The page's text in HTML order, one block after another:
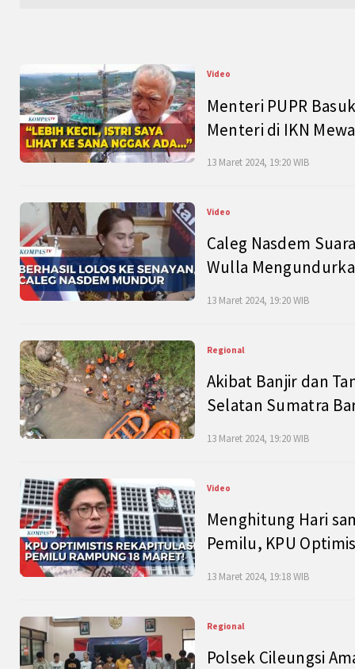
Video
Menteri PUPR
Menteri di IKN
13 Maret 2024, 19:20 WIB
Video
Caleg Nasdem
Wulla
13 Maret 2024, 19:20 WIB
Regional
Akibat Banjir dan
Selatan Sumatra
13 Maret 2024, 19:20 WIB
Video
Menghitung Hari
Pemilu, KPU
13 Maret 2024, 19:18 WIB
Regional
Polsek Cileungsi